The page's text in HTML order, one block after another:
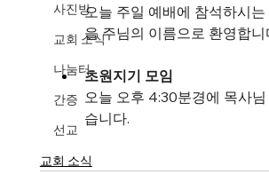
사진방
교회 소식
나눔터
간증
선교
오늘 주일 예배에 참석하시는
을 주님의 이름으로 환영합니
초원지기 모임
오늘 오후 4:30분경에 목사
습니다.
교회 소식